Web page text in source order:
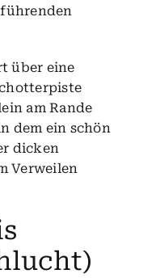
über eine
am Rande
dem ein schön
dicken
Verweilen